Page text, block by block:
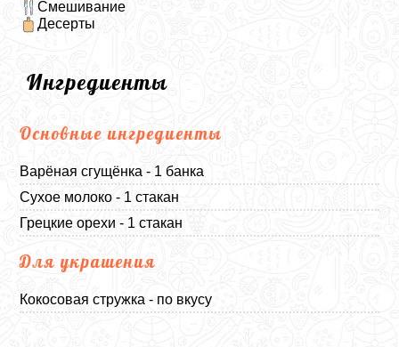
Смешивание
Десерты
Ингредиенты
Основные ингредиенты
Варёная сгущёнка - 1 банка
Сухое молоко - 1 стакан
Грецкие орехи - 1 стакан
Для украшения
Кокосовая стружка - по вкусу